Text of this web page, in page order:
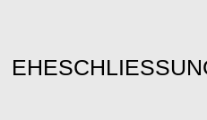
EHESCHLIESSUNG